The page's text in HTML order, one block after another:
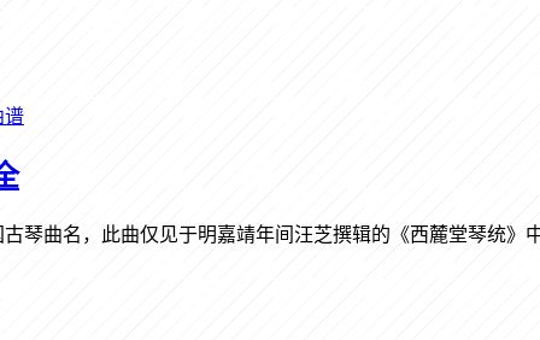
谱
琴曲名，此曲仅见于明嘉靖年间汪芝撰辑的《西麓堂琴统》